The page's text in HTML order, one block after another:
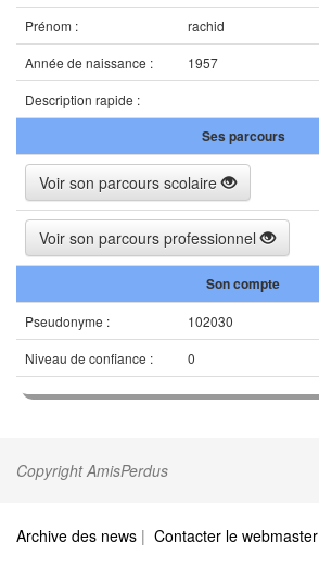
Prénom :
rachid
Année de naissance :
1957
Description rapide :
Ses parcours
Voir son parcours scolaire
Voir son parcours professionnel
Son compte
Pseudonyme :
102030
Niveau de confiance :
0
Copyright AmisPerdus
Archive des news | Contacter le webmaster